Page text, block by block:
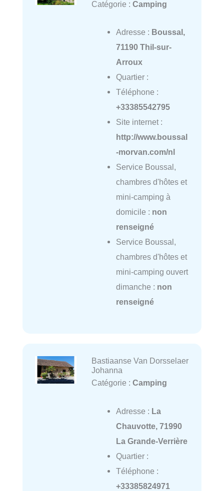
Catégorie : Camping
Adresse : Boussal,
71190 Thil-sur-
Arroux
Quartier :
Téléphone :
+33385542795
Site internet :
http://www.boussal
-morvan.com/nl
Service Boussal,
chambres d'hôtes et
mini-camping à
domicile : non
renseigné
Service Boussal,
chambres d'hôtes et
mini-camping ouvert
dimanche : non
renseigné
Bastiaanse Van Dorsselaer
Johanna
Catégorie : Camping
Adresse : La
Chauvotte, 71990
La Grande-Verrière
Quartier :
Téléphone :
+33385824971